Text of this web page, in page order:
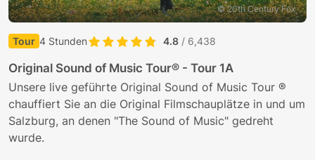
© 20th Century Fox
Tour 4 Stunden 4.8 / 6,438
Original Sound of Music Tour® - Tour 1A
Unsere live geführte Original Sound of Music Tour ®
chauffiert Sie an die Original Filmschauplätze in und um
Salzburg, an denen "The Sound of Music" gedreht
wurde.